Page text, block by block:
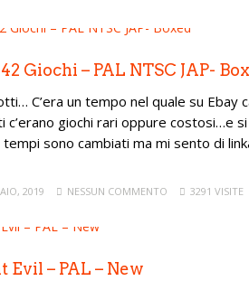
Giochi – PAL NTSC JAP-
C’era un tempo nel quale su
c’erano giochi rari oppure costosi…e
sono cambiati ma mi sento di
2019 NESSUN COMMENTO 3291 VISITE
Evil – PAL – New